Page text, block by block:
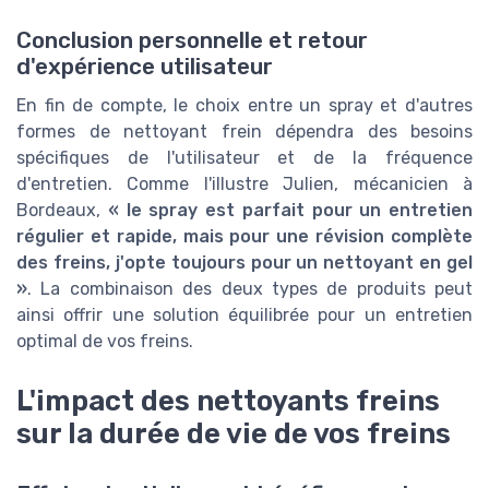
Conclusion personnelle et retour
d'expérience utilisateur
En fin de compte, le choix entre un spray et d'autres
formes de nettoyant frein dépendra des besoins
spécifiques de l'utilisateur et de la fréquence
d'entretien. Comme l'illustre Julien, mécanicien à
Bordeaux, « le spray est parfait pour un entretien
régulier et rapide, mais pour une révision complète
des freins, j'opte toujours pour un nettoyant en gel
». La combinaison des deux types de produits peut
ainsi offrir une solution équilibrée pour un entretien
optimal de vos freins.
L'impact des nettoyants freins
sur la durée de vie de vos freins